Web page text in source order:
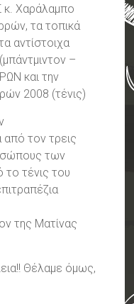
κ. Χαράλαμπο
τα τοπικά
αντίστοιχα
–
και την
2008 (τένις)
από τον τρεις
των
τένις του
της Ματίνας
Θέλαμε όμως,